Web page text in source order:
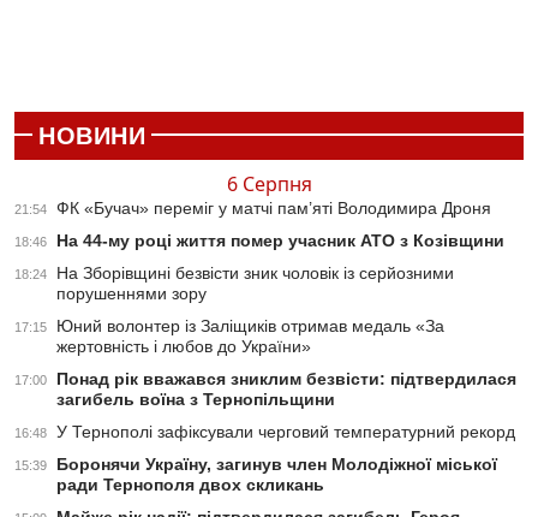
НОВИНИ
6 Серпня
21:54 ФК «Бучач» переміг у матчі пам’яті Володимира Дроня
18:46 На 44-му році життя помер учасник АТО з Козівщини
18:24
На Зборівщині безвісти зник чоловік із серйозними
порушеннями зору
17:15
Юний волонтер із Заліщиків отримав медаль «За
жертовність і любов до України»
17:00
Понад рік вважався зниклим безвісти: підтвердилася
загибель воїна з Тернопільщини
16:48 У Тернополі зафіксували черговий температурний рекорд
15:39
Боронячи Україну, загинув член Молодіжної міської
ради Тернополя двох скликань